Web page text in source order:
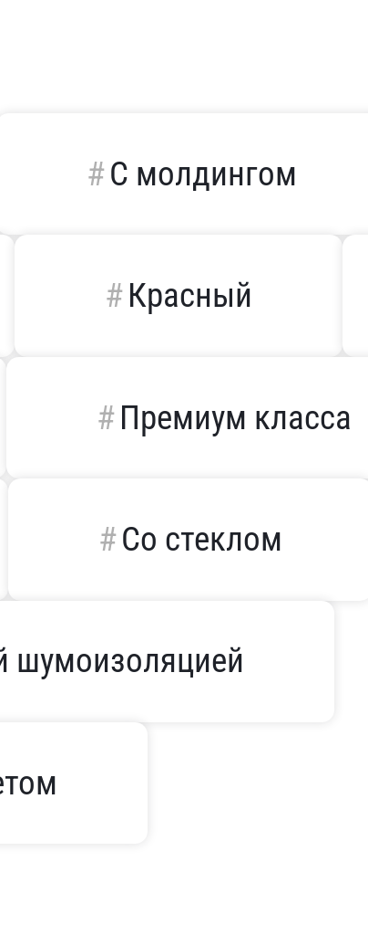
С молдингом
Красный
Премиум класса
Со стеклом
шумоизоляцией